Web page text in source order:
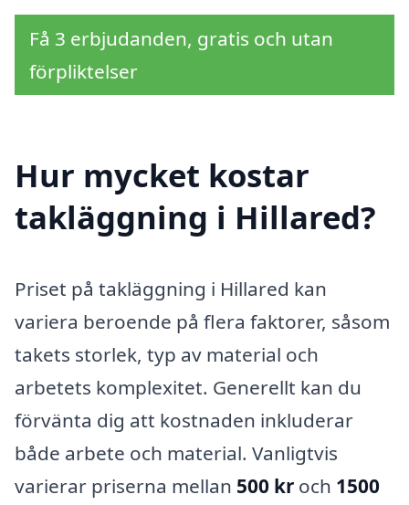
Få 3 erbjudanden, gratis och utan
förpliktelser
Hur mycket kostar
takläggning i Hillared?
Priset på takläggning i Hillared kan
variera beroende på flera faktorer, såsom
takets storlek, typ av material och
arbetets komplexitet. Generellt kan du
förvänta dig att kostnaden inkluderar
både arbete och material. Vanligtvis
varierar priserna mellan 500 kr och 1500